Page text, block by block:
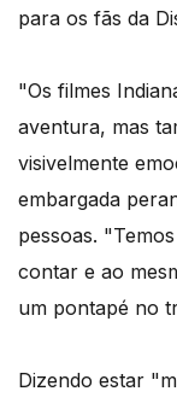
para os fãs da
"Os filmes
aventura, mas
visivelmente
embargada
pessoas.
contar e ao
um pontapé no
Dizendo estar